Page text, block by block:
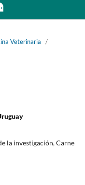
Veterinaria
/
la investigación, Carne